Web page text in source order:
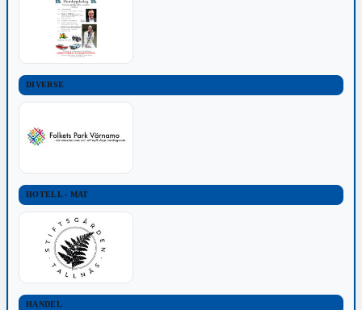
DIVERSE
HOTELL - MAT
HANDEL